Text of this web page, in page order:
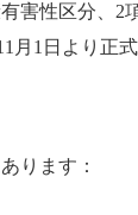
害性区分、 2
月 1 日より正
ります：